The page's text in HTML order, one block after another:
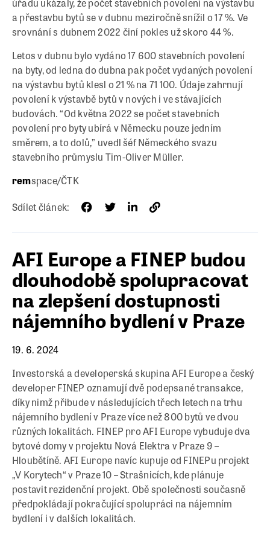
a přestavbu bytů se v dubnu meziročně snížil o 17 %. Ve
srovnání s dubnem 2022 činí pokles už skoro 44 %.
Letos v dubnu bylo vydáno 17 600 stavebních povolení
na byty, od ledna do dubna pak počet vydaných povolení
na výstavbu bytů klesl o 21 % na 71 100. Údaje zahrnují
povolení k výstavbě bytů v nových i ve stávajících
budovách. “Od května 2022 se počet stavebních
povolení pro byty ubírá v Německu pouze jedním
směrem, a to dolů,” uvedl šéf Německého svazu
stavebního průmyslu Tim-Oliver Müller.
remspace/ČTK
Sdílet článek:
AFI Europe a FINEP budou
dlouhodobě spolupracovat
na zlepšení dostupnosti
nájemního bydlení v Praze
19. 6. 2024
Investorská a developerská skupina AFI Europe a český
developer FINEP oznamují dvě podepsané transakce,
díky nimž přibude v následujících třech letech na trhu
nájemního bydlení v Praze více než 800 bytů ve dvou
různých lokalitách. FINEP pro AFI Europe vybuduje dva
bytové domy v projektu Nová Elektra v Praze 9 –
Hloubětíně. AFI Europe navíc kupuje od FINEPu projekt
„V Korytech“ v Praze 10 – Strašnicích, kde plánuje
postavit rezidenční projekt. Obě společnosti současně
předpokládají pokračující spolupráci na nájemním
bydlení i v dalších lokalitách.